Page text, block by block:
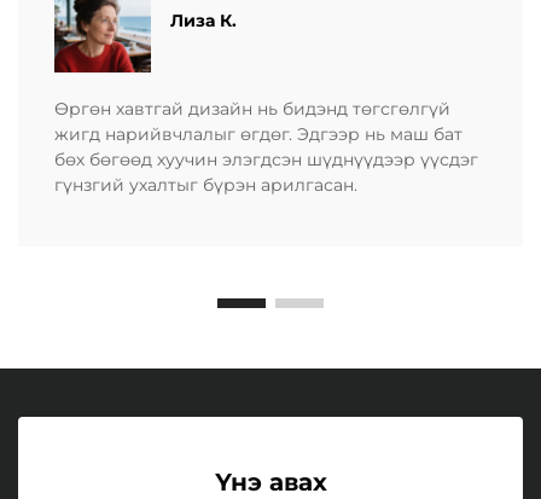
​​Лиза К.
Өргөн хавтгай дизайн нь бидэнд төгсгөлгүй
жигд нарийвчлалыг өгдөг. Эдгээр нь маш бат
бөх бөгөөд хуучин элэгдсэн шүднүүдээр үүсдэг
гүнзгий ухалтыг бүрэн арилгасан.
Үнэ авах